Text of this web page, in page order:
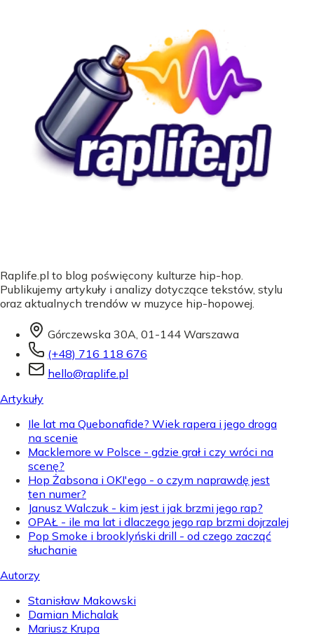
Raplife.pl to blog poświęcony kulturze hip-hop.
Publikujemy artykuły i analizy dotyczące tekstów, stylu
oraz aktualnych trendów w muzyce hip-hopowej.
Górczewska 30A, 01-144 Warszawa
(+48) 716 118 676
hello@raplife.pl
Artykuły
Ile lat ma Quebonafide? Wiek rapera i jego droga
na scenie
Macklemore w Polsce - gdzie grał i czy wróci na
scenę?
Hop Żabsona i OKI'ego - o czym naprawdę jest
ten numer?
Janusz Walczuk - kim jest i jak brzmi jego rap?
OPAŁ - ile ma lat i dlaczego jego rap brzmi dojrzalej
Pop Smoke i brooklyński drill - od czego zacząć
słuchanie
Autorzy
Stanisław Makowski
Damian Michalak
Mariusz Krupa